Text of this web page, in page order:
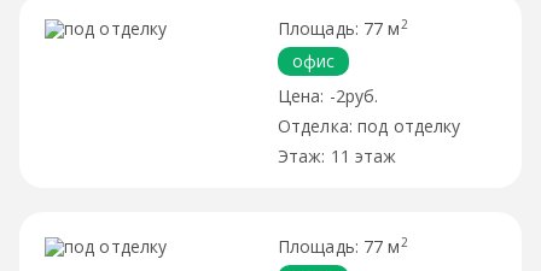
77 м 2
офис
-2руб.
под отделку
11 этаж
77 м 2